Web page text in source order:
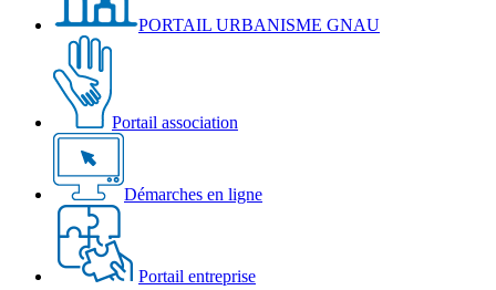
PORTAIL URBANISME GNAU
Portail association
Démarches en ligne
Portail entreprise